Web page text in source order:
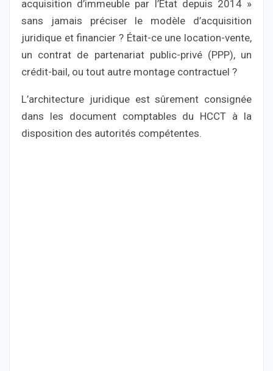
acquisition d’immeuble par l’État depuis 2014 »
sans jamais préciser le modèle d’acquisition
juridique et financier ? Était-ce une location-vente,
un contrat de partenariat public-privé (PPP), un
crédit-bail, ou tout autre montage contractuel ?
L’architecture juridique est sûrement consignée
dans les document comptables du HCCT à la
disposition des autorités compétentes.